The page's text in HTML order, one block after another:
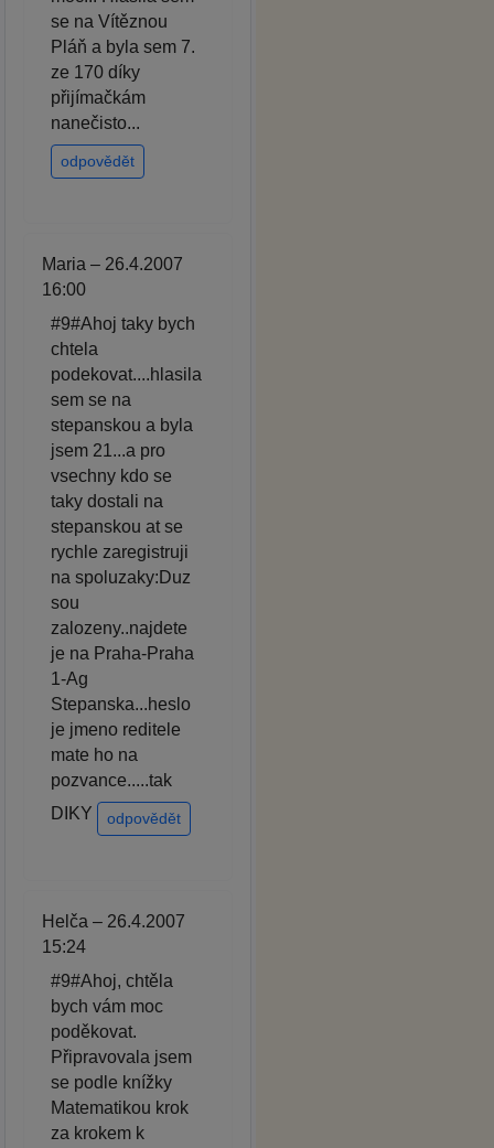
se na Vítěznou
Pláň a byla sem 7.
ze 170 díky
přijímačkám
nanečisto...
odpovědět
Maria – 26.4.2007
16:00
#9#Ahoj taky bych
chtela
podekovat....hlasila
sem se na
stepanskou a byla
jsem 21...a pro
vsechny kdo se
taky dostali na
stepanskou at se
rychle zaregistruji
na spoluzaky:Duz
sou
zalozeny..najdete
je na Praha-Praha
1-Ag
Stepanska...heslo
je jmeno reditele
mate ho na
pozvance.....tak
DIKY
odpovědět
Helča – 26.4.2007
15:24
#9#Ahoj, chtěla
bych vám moc
poděkovat.
Připravovala jsem
se podle knížky
Matematikou krok
za krokem k